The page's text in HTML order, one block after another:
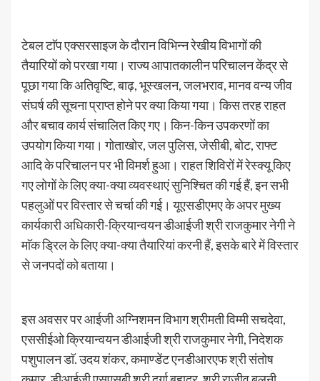
टेबल टाॅप एक्सरसाइज के दौरान विभिन्न रेखीय विभागों की
तैयारियों को परखा गया। राज्य आपातकालीन परिचालन केंद्र से
पूछा गया कि अतिवृष्टि, बाढ़, भूस्खलन, जलभराव, मानव वन्य जीव
संघर्ष की सूचना प्राप्त होने पर क्या किया गया। किस तरह राहत
और बचाव कार्य संचालित किए गए। किन-किन उपकरणों का
उपयोग किया गया। गोताखोर, जल पुलिस, जेसीबी, बोट, राफ्ट
आदि के परिचालन पर भी विमर्श हुआ। राहत शिविरों में रेस्क्यू किए
गए लोगों के लिए क्या-क्या व्यवस्थाएं सुनिश्चित की गई हैं, इन सभी
पहलुओं पर विस्तार से चर्चा की गई। यूएसडीएमए के अपर मुख्य
कार्यकारी अधिकारी-क्रियान्वयन डीआईजी श्री राजकुमार नेगी ने
माॅक ड्रिल के लिए क्या-क्या तैयारियां करनी हैं, इसके बारे में विस्तार
से जनपदों को बताया।
इस अवसर पर आईजी अग्निशमन विभाग श्रीमती विम्मी सचदेवा,
एससीईओ क्रियान्वयन डीआईजी श्री राजकुमार नेगी, निदेशक
पशुपालन डाॅ. उदय शंकर, कमाण्डेंट एनडीआरएफ श्री संतोष